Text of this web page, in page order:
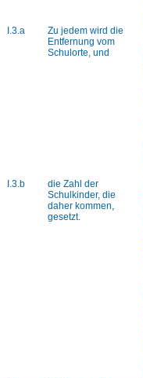
I.3.a
Zu jedem wird die
Entfernung vom
Schulorte, und
I.3.b
die Zahl der
Schulkinder, die
daher kommen,
gesetzt.